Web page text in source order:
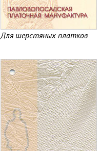
Для шерстяных платков